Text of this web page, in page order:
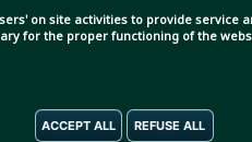
on site activities to provide service
for the proper functioning of the
ACCEPT ALL REFUSE ALL